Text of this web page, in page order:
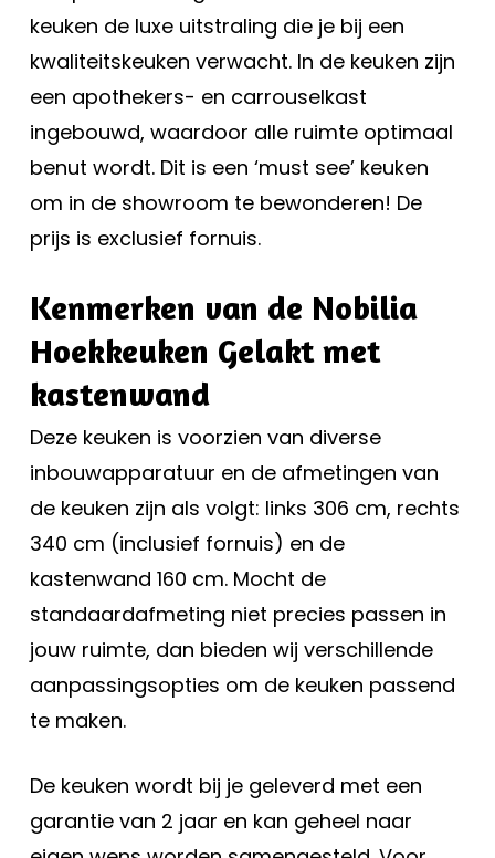
keuken de luxe uitstraling die je bij een
kwaliteitskeuken verwacht. In de keuken zijn
een apothekers- en carrouselkast
ingebouwd, waardoor alle ruimte optimaal
benut wordt. Dit is een ‘must see’ keuken
om in de showroom te bewonderen! De
prijs is exclusief fornuis.
Kenmerken van de Nobilia
Hoekkeuken Gelakt met
kastenwand
Deze keuken is voorzien van diverse
inbouwapparatuur en de afmetingen van
de keuken zijn als volgt: links 306 cm, rechts
340 cm (inclusief fornuis) en de
kastenwand 160 cm. Mocht de
standaardafmeting niet precies passen in
jouw ruimte, dan bieden wij verschillende
aanpassingsopties om de keuken passend
te maken.
De keuken wordt bij je geleverd met een
garantie van 2 jaar en kan geheel naar